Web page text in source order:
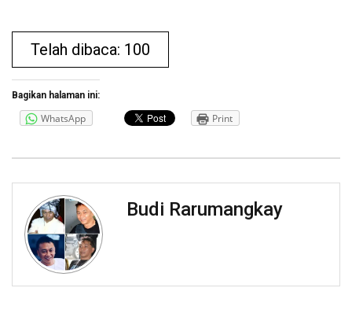
Telah dibaca: 100
Bagikan halaman ini:
WhatsApp Print
Budi Rarumangkay